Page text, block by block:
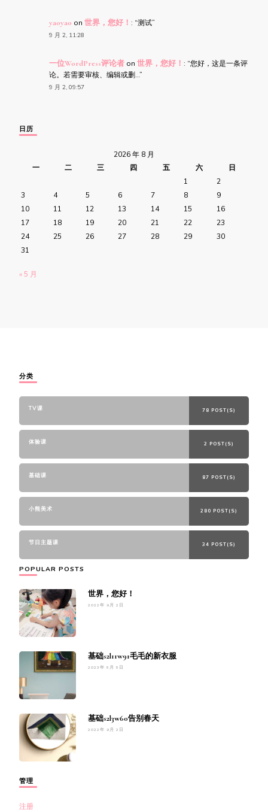
yaoyao on 世界，您好！ : “测试”
9 月 2, 11:28
一位WordPress评论者 on 世界，您好！ : “您好，这是一条评
论。若需要审核、编辑或删…”
9 月 2, 09:57
日历
2026 年 8 月
一
二 三 四 五 六
日
1
2
3
4 5 6 7 8
9
10
11 12 13 14 15
16
17
18 19 20 21 22
23
24
25 26 27 28 29
30
31
« 5 月
分类
TV课 78 POST(S)
体验课 2 POST(S)
基础课 87 POST(S)
小熊美术 280 POST(S)
节日主题课 34 POST(S)
POPULAR POSTS
世界，您好！
2022年 9月 2日
基础s2l11w91毛毛的新衣服
2023年 5月 5日
基础s2l3w60告别春天
2022年 9月 2日
管理
注册